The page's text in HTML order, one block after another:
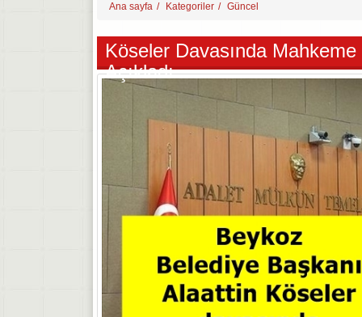
Ana sayfa Kategoriler Güncel
Köseler Davasında
Açıkladı